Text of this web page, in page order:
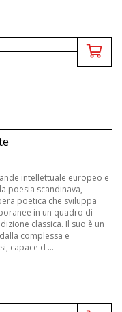
intellettuale europeo e
poesia scandinava,
poetica che sviluppa
in un quadro di
classica. Il suo è un
complessa e
capace d ...